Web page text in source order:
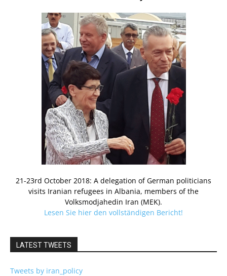
21-23rd October 2018: A delegation of German politicians
visits Iranian refugees in Albania, members of the
Volksmodjahedin Iran (MEK).
Lesen Sie hier den vollständigen Bericht!
LATEST TWEETS
Tweets by iran_policy